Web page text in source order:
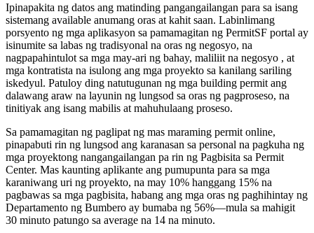
Ipinapakita ng datos ang matinding pangangailangan para sa isang
sistemang available anumang oras at kahit saan. Labinlimang
porsyento ng mga aplikasyon sa pamamagitan ng PermitSF portal ay
isinumite sa labas ng tradisyonal na oras ng negosyo, na
nagpapahintulot sa mga may-ari ng bahay, maliliit na negosyo , at
mga kontratista na isulong ang mga proyekto sa kanilang sariling
iskedyul. Patuloy ding natutugunan ng mga building permit ang
dalawang araw na layunin ng lungsod sa oras ng pagproseso, na
tinitiyak ang isang mabilis at mahuhulaang proseso.
Sa pamamagitan ng paglipat ng mas maraming permit online,
pinapabuti rin ng lungsod ang karanasan sa personal na pagkuha ng
mga proyektong nangangailangan pa rin ng Pagbisita sa Permit
Center. Mas kaunting aplikante ang pumupunta para sa mga
karaniwang uri ng proyekto, na may 10% hanggang 15% na
pagbawas sa mga pagbisita, habang ang mga oras ng paghihintay ng
Departamento ng Bumbero ay bumaba ng 56%—mula sa mahigit
30 minuto patungo sa average na 14 na minuto.